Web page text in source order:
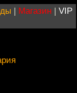
| Магазин | VIP